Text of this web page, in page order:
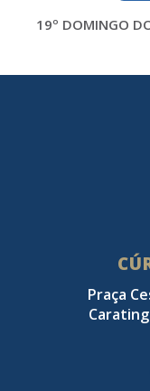
19º DOMINGO
Praça